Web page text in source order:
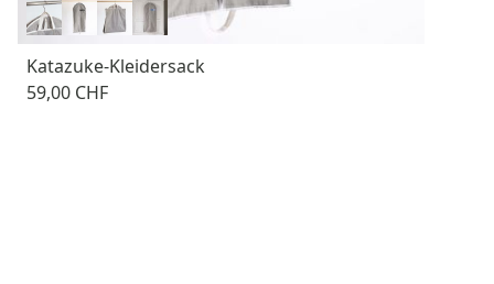
Katazuke-Kleidersack
59,00 CHF